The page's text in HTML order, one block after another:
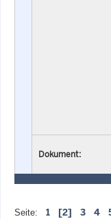
Dokument:
Seite: 1 [2] 3 4